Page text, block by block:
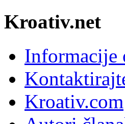
Kroativ.net
Informacije
Kroativ.com